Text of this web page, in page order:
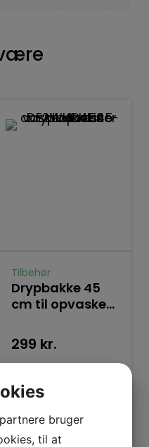
Tilbehør
Drypbakke 45
cm til opvaske-
vaskemaskiner
299 kr.
bruger
til at